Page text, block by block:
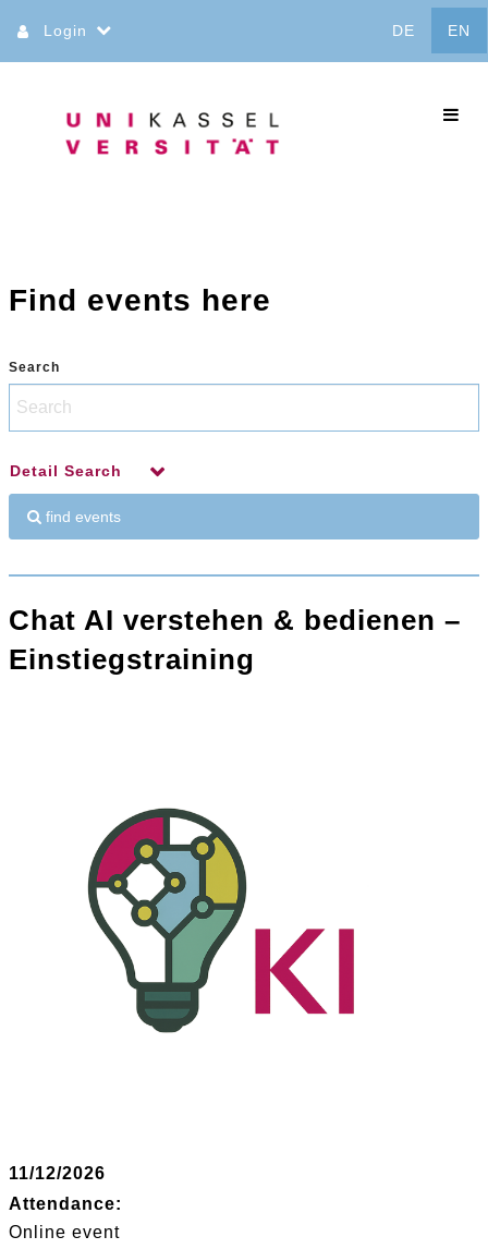
content
Login DE EN
Find events here
Search
Detail Search
find events
Chat AI verstehen & bedienen –
Einstiegstraining
11/12/2026
Attendance:
Online event